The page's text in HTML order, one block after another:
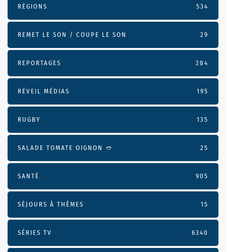
RÉGIONS 534
REMET LE SON / COUPE LE SON 29
REPORTAGES 284
RÉVEIL MÉDIAS 195
RUGBY 135
SALADE TOMATE OIGNON 🥙 25
SANTÉ 905
SÉJOURS À THÈMES 15
SÉRIES TV 6340